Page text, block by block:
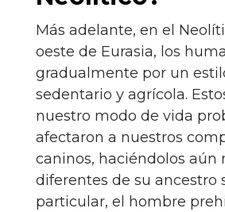
Más adelante, en el
oeste de Eurasia, los
gradualmente por un
sedentario y agrícola.
nuestro modo de vida
afectaron a nuestros
caninos, haciéndolos aún
diferentes de su ancestro
particular, el hombre